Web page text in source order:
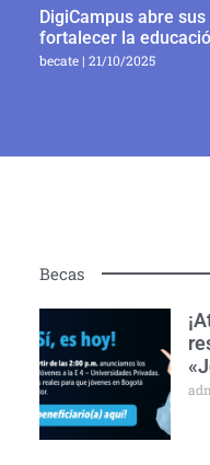
DigiCampus abre
fortalecer la
becate 21/10/2025
Becas